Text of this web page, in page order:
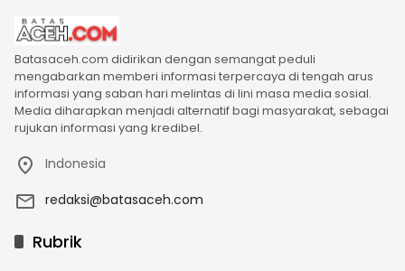
Batasaceh.com didirikan dengan semangat peduli
mengabarkan memberi informasi terpercaya di tengah arus
informasi yang saban hari melintas di lini masa media sosial.
Media diharapkan menjadi alternatif bagi masyarakat, sebagai
rujukan informasi yang kredibel.
Indonesia
redaksi@batasaceh.com
Rubrik